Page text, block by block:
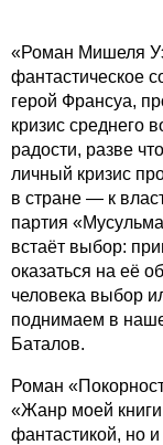
«Роман Мишеля
фантастическое
герой Франсуа,
кризис среднего
радости, разве
личный кризис
в стране — к
партия
встаёт выбор:
оказаться на её
человека выбор
поднимаем в
Баталов.
Роман
«Жанр моей книги
фантастикой, но